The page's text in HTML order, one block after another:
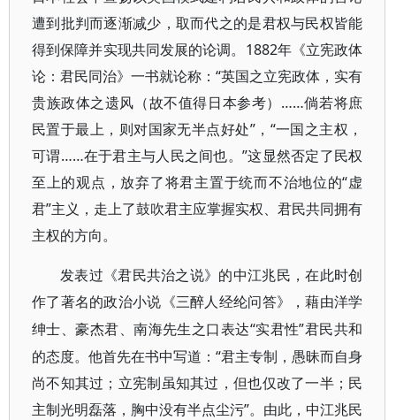
遭到批判而逐渐减少，取而代之的是君权与民权皆能
得到保障并实现共同发展的论调。1882年《立宪政体
论：君民同治》一书就论称：“英国之立宪政体，实有
贵族政体之遗风（故不值得日本参考）……倘若将庶
民置于最上，则对国家无半点好处”，“一国之主权，
可谓……在于君主与人民之间也。”这显然否定了民权
至上的观点，放弃了将君主置于统而不治地位的“虚
君”主义，走上了鼓吹君主应掌握实权、君民共同拥有
主权的方向。
发表过《君民共治之说》的中江兆民，在此时创
作了著名的政治小说《三醉人经纶问答》，藉由洋学
绅士、豪杰君、南海先生之口表达“实君性”君民共和
的态度。他首先在书中写道：“君主专制，愚昧而自身
尚不知其过；立宪制虽知其过，但也仅改了一半；民
主制光明磊落，胸中没有半点尘污”。由此，中江兆民